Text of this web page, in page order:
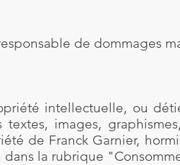
de dommages
intellectuelle, ou
images,
de Franck Garnier,
la rubrique